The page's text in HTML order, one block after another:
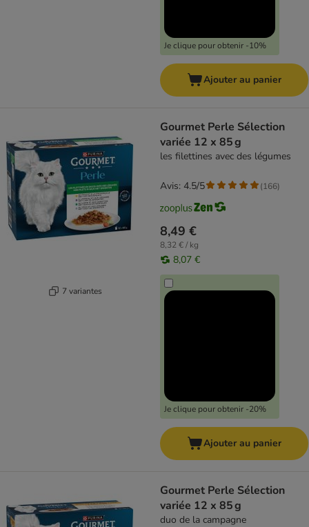
Je clique pour obtenir -10%
Ajouter au panier
7 variantes
Gourmet Perle Sélection
variée 12 x 85 g
les filettines avec des légumes
8,49 €
8,32 € / kg
8,07 €
Je clique pour obtenir -20%
Avis: 4.5/5 (166)
Ajouter au panier
Gourmet Perle Sélection
variée 12 x 85 g
duo de la campagne